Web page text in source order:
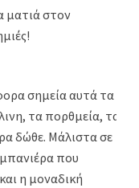
ματιά στον
σημεία αυτά τα
τα πορθμεία, τα
δώθε. Μάλιστα σε
που
η μοναδική